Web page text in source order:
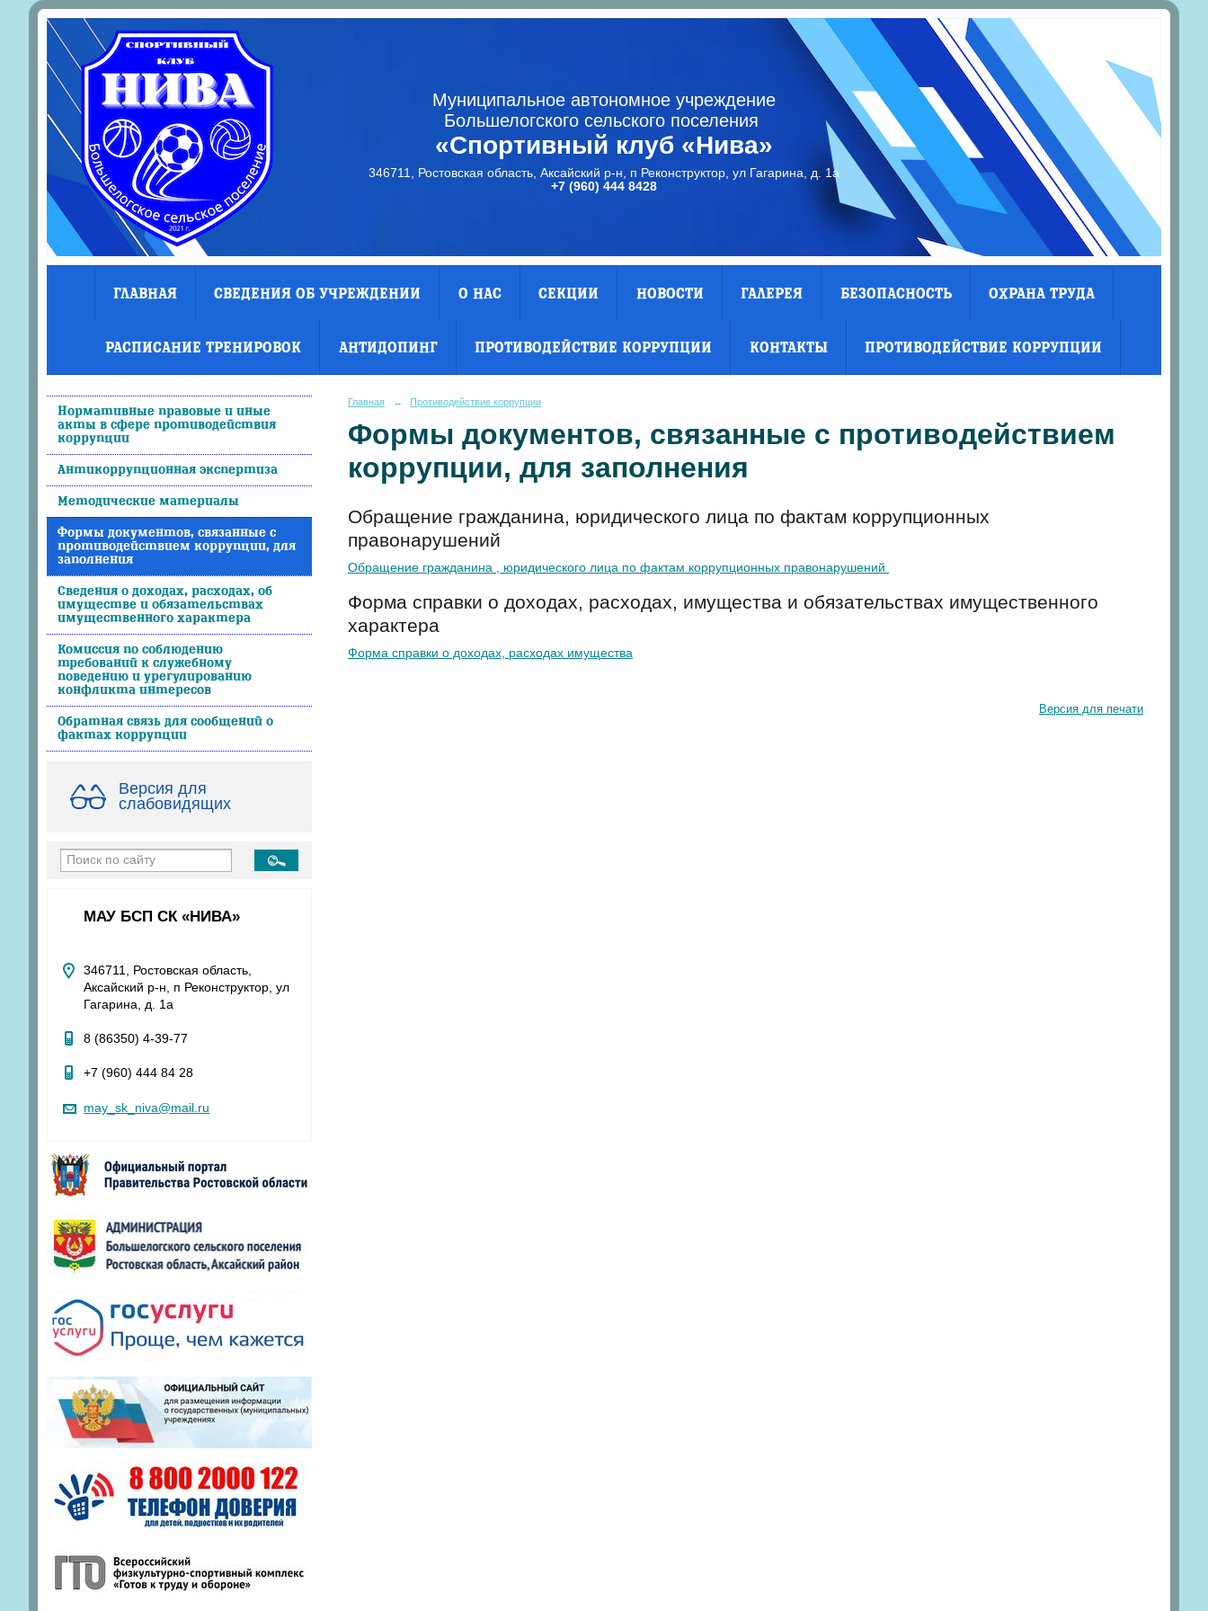
Муниципальное автономное учреждение
Большелогского сельского поселения
«Спортивный клуб «Нива»
346711, Ростовская область, Аксайский р-н, п Реконструктор, ул Гагарина, д. 1а
+7 (960) 444 8428
ГЛАВНАЯ СВЕДЕНИЯ ОБ УЧРЕЖДЕНИИ О НАС СЕКЦИИ НОВОСТИ ГАЛЕРЕЯ БЕЗОПАСНОСТЬ ОХРАНА ТРУДА
РАСПИСАНИЕ ТРЕНИРОВОК АНТИДОПИНГ ПРОТИВОДЕЙСТВИЕ КОРРУПЦИИ КОНТАКТЫ ПРОТИВОДЕЙСТВИЕ КОРРУПЦИИ
Нормативные правовые и иные
акты в сфере противодействия
коррупции
Антикоррупционная экспертиза
Методические материалы
Формы документов, связанные с
противодействием коррупции, для
заполнения
Сведения о доходах, расходах, об
имуществе и обязательствах
имущественного характера
Комиссия по соблюдению
требований к служебному
поведению и урегулированию
конфликта интересов
Обратная связь для сообщений о
фактах коррупции
Версия для
слабовидящих
МАУ БСП СК «НИВА»
346711, Ростовская область,
Аксайский р-н, п Реконструктор, ул
Гагарина, д. 1а
8 (86350) 4-39-77
+7 (960) 444 84 28
may_sk_niva@mail.ru
Главная → Противодействие коррупции
Формы документов, связанные с противодействием
коррупции, для заполнения
Обращение гражданина, юридического лица по фактам коррупционных
правонарушений
Обращение гражданина , юридического лица по фактам коррупционных правонарушений
Форма справки о доходах, расходах, имущества и обязательствах имущественного
характера
Форма справки о доходах, расходах имущества
Версия для печати